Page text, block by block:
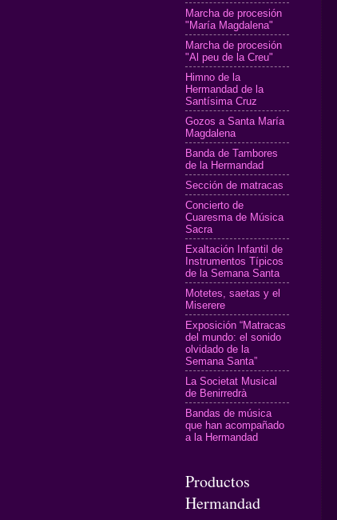
Marcha de procesión
"María Magdalena"
Marcha de procesión
"Al peu de la Creu"
Himno de la
Hermandad de la
Santísima Cruz
Gozos a Santa María
Magdalena
Banda de Tambores
de la Hermandad
Sección de matracas
Concierto de
Cuaresma de Música
Sacra
Exaltación Infantil de
Instrumentos Típicos
de la Semana Santa
Motetes, saetas y el
Miserere
Exposición “Matracas
del mundo: el sonido
olvidado de la
Semana Santa”
La Societat Musical
de Benirredrà
Bandas de música
que han acompañado
a la Hermandad
Productos
Hermandad